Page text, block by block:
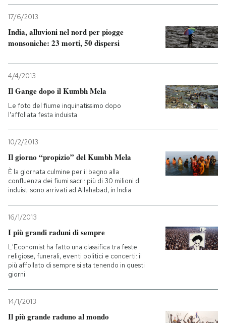
Cultura
Economia
Sport
Europa
Mondiali calcio 2026
NEWSLETTER
I MIEI PREFERITI
SHOP
CALENDARIO
AREA PERSONALE
Entra
17/6/2013
India, alluvioni nel nord per piogge
monsoniche: 23 morti, 50 dispersi
4/4/2013
Il Gange dopo il Kumbh Mela
Le foto del fiume inquinatissimo dopo
l'affollata festa induista
10/2/2013
Il giorno “propizio” del Kumbh Mela
È la giornata culmine per il bagno alla
confluenza dei fiumi sacri: più di 30 milioni di
induisti sono arrivati ad Allahabad, in India
16/1/2013
I più grandi raduni di sempre
L'Economist ha fatto una classifica tra feste
religiose, funerali, eventi politici e concerti: il
più affollato di sempre si sta tenendo in questi
giorni
14/1/2013
Il più grande raduno al mondo